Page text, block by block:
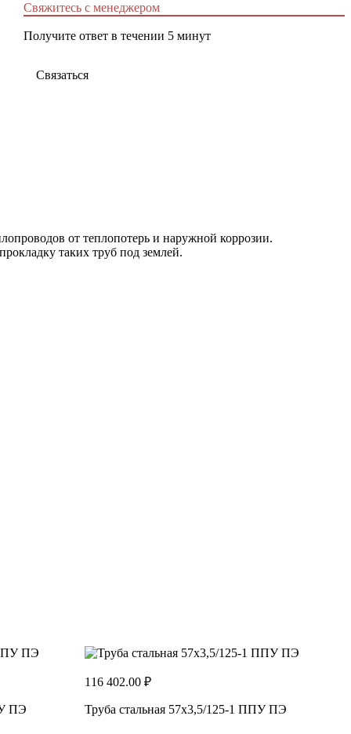
Свяжитесь с менеджером
Получите ответ в течении 5 минут
Связаться
от теплопотерь и наружной коррозии.
таких труб под землей.
ПЭ
116 402.00 ₽
Труба стальная 57x3,5/125-1 ППУ ПЭ